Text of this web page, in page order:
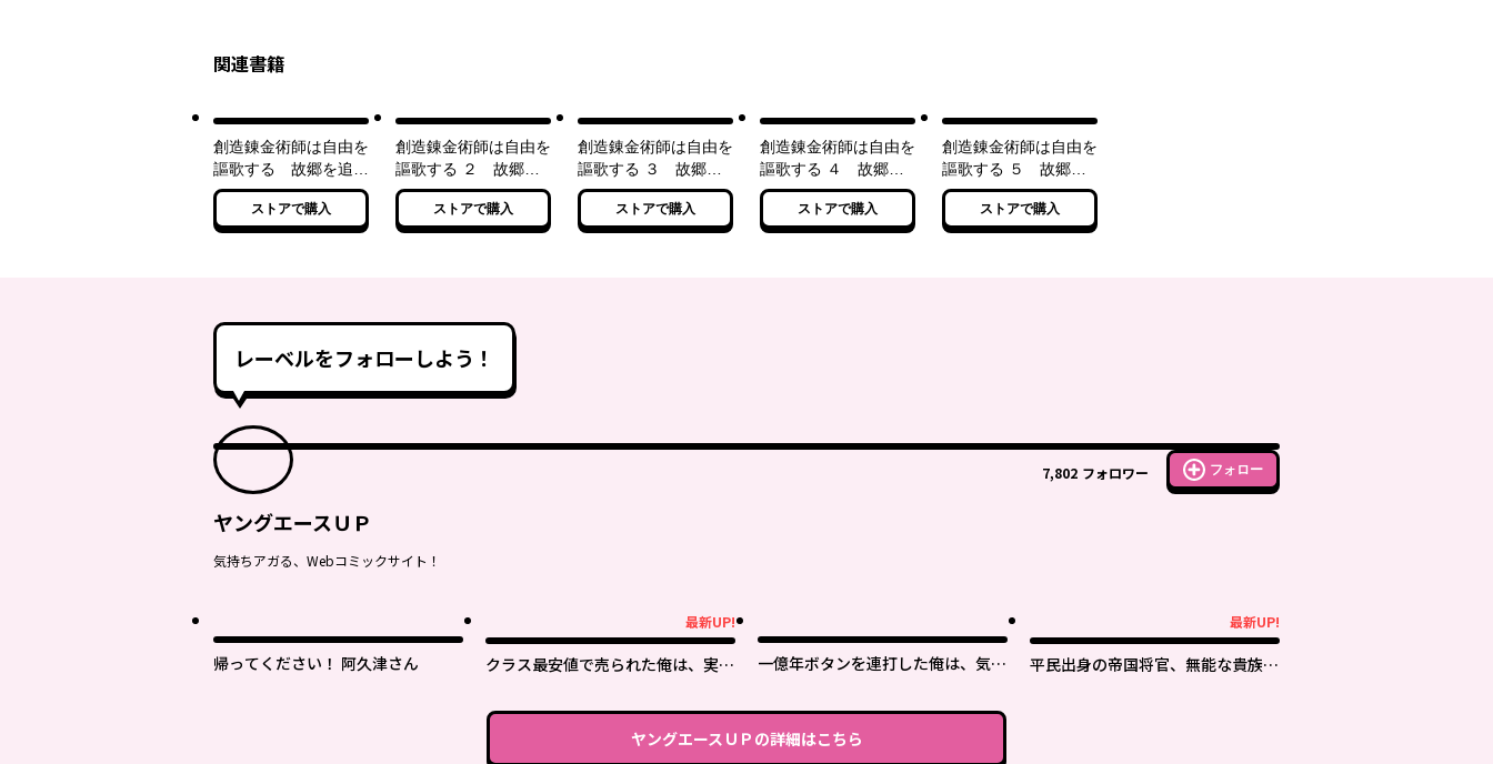
関連書籍
創造錬金術師は自由を
謳歌する 故郷を追放
されたら、魔王のお膝
元で超絶効果のマジッ
クアイテム作り放題に
ストアで購入
創造錬金術師は自由を
謳歌する ２ 故郷を
追放されたら、魔王の
お膝元で超絶効果のマ
ジックアイテム作り放
ストアで購入
創造錬金術師は自由を
謳歌する ３ 故郷を
追放されたら、魔王の
お膝元で超絶効果のマ
ジックアイテム作り放
ストアで購入
創造錬金術師は自由を
謳歌する ４ 故郷を
追放されたら、魔王の
お膝元で超絶効果のマ
ジックアイテム作り放
ストアで購入
創造錬金術師は自由を
謳歌する ５ 故郷を
追放されたら、魔王の
お膝元で超絶効果のマ
ジックアイテム作り放
ストアで購入
レーベルをフォローしよう！
7,802 フォロワー フォロー
ヤングエースＵＰ
気持ちアガる、Webコミックサイト！
帰ってください！ 阿久津さん
最新UP!
クラス最安値で売られた俺は、実は
一億年ボタンを連打した俺は、気付
士の学院無双～
最新UP!
平民出身の帝国将官、無能な貴族上
ヤングエースＵＰ の詳細はこちら